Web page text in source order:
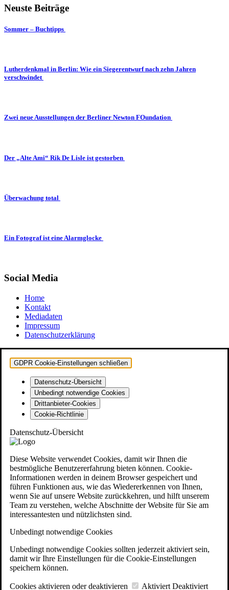
Neuste Beiträge
Sommer – Buchtipps
Lutherdenkmal in Berlin: Wie ein Siegerentwurf nach zehn Jahren
verschwindet
Zwei neue Ausstellungen der Berliner Newton FOundation
Der „Alte Ami“ Rik De Lisle ist gestorben
Überwachung total
Ein Fotograf ist eine Alarmglocke
Social Media
Home
Kontakt
Mediadaten
Impressum
Datenschutzerklärung
GDPR Cookie-Einstellungen schließen
Datenschutz-Übersicht
Unbedingt notwendige Cookies
Drittanbieter-Cookies
Cookie-Richtlinie
Datenschutz-Übersicht
Diese Website verwendet Cookies, damit wir Ihnen die
bestmögliche Benutzererfahrung bieten können. Cookie-
Informationen werden in deinem Browser gespeichert und
führen Funktionen aus, wie das Wiedererkennen von Ihnen,
wenn Sie auf unsere Website zurückkehren, und hilft unserem
Team zu verstehen, welche Abschnitte der Website für Sie am
interessantesten und nützlichsten sind.
Unbedingt notwendige Cookies
Unbedingt notwendige Cookies sollten jederzeit aktiviert sein,
damit wir Ihre Einstellungen für die Cookie-Einstellungen
speichern können.
Cookies aktivieren oder deaktivieren Aktiviert Deaktiviert